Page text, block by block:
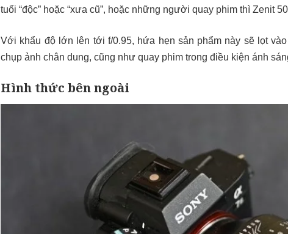
tuổi “độc” hoặc “xưa cũ”, hoặc những người quay phim thì Zenit
Với khẩu độ lớn lên tới f/0.95, hứa hẹn sản phẩm này sẽ lọt
chụp ảnh chân dung, cũng như quay phim trong điều kiện ánh
Hình thức bên ngoài